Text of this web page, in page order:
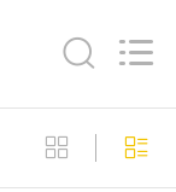
منزل،
بيت
Technology
Rights